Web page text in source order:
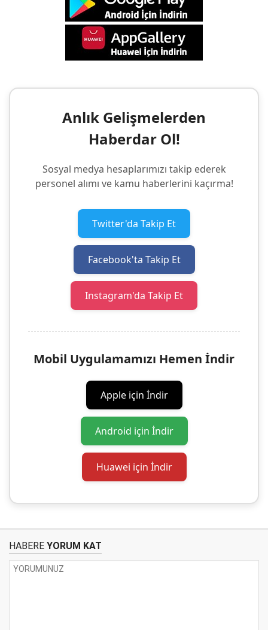
Anlık Gelişmelerden
Haberdar Ol!
Sosyal medya hesaplarımızı takip ederek
personel alımı ve kamu haberlerini kaçırma!
Twitter'da Takip Et
Facebook'ta Takip Et
Instagram'da Takip Et
Mobil Uygulamamızı Hemen İndir
Apple için İndir
Android için İndir
Huawei için İndir
HABERE YORUM KAT